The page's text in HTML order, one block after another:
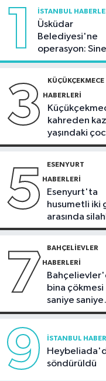
1 İSTANBUL
Üsküdar
Belediyesi'ne
operasyon:
Dedetaş'a
3 KÜÇÜKÇEKMECE
HABERLERI
kahreden
yaşındaki
yoğun
5 ESENYURT
HABERLERI
Esenyurt'ta
husumetli iki
arasında
kavga
7 BAHÇELIEVLER
HABERLERI
bina çökmesi
saniye saniye
görüntülendi
9 İSTANBUL
söndürüldü